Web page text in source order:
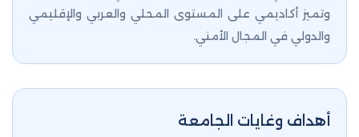
وتميز أكاديمي على المستوى المحلي والعربي والإقليمي
والدولي في المجال الأمني.
أهداف وغايات الجامعة